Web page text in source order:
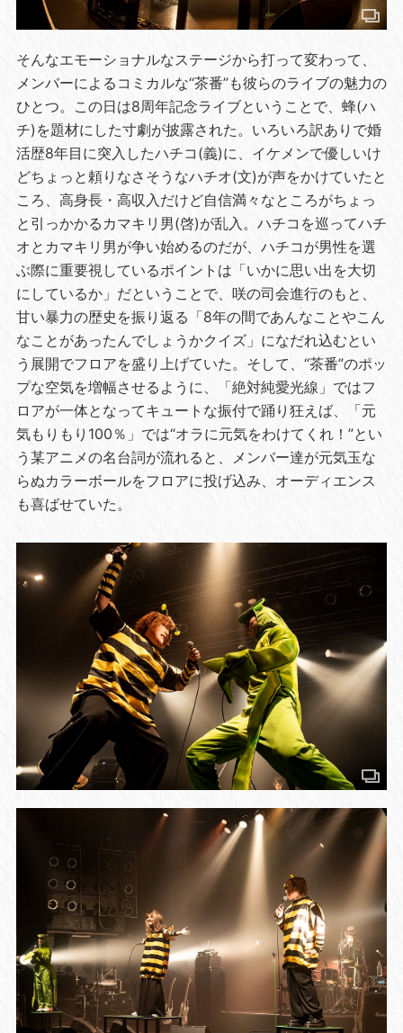
そんなエモーショナルなステージから打って変わって、
メンバーによるコミカルな“茶番”も彼らのライブの魅力の
ひとつ。この日は8周年記念ライブということで、蜂(ハ
チ)を題材にした寸劇が披露された。いろいろ訳ありで婚
活歴8年目に突入したハチコ(義)に、イケメンで優しいけ
どちょっと頼りなさそうなハチオ(文)が声をかけていたと
ころ、高身長・高収入だけど自信満々なところがちょっ
と引っかかるカマキリ男(啓)が乱入。ハチコを巡ってハチ
オとカマキリ男が争い始めるのだが、ハチコが男性を選
ぶ際に重要視しているポイントは「いかに思い出を大切
にしているか」だということで、咲の司会進行のもと、
甘い暴力の歴史を振り返る「8年の間であんなことやこん
なことがあったんでしょうかクイズ」になだれ込むとい
う展開でフロアを盛り上げていた。そして、“茶番”のポッ
プな空気を増幅させるように、「絶対純愛光線」ではフ
ロアが一体となってキュートな振付で踊り狂えば、「元
気もりもり100％」では“オラに元気をわけてくれ！”とい
う某アニメの名台詞が流れると、メンバー達が元気玉な
らぬカラーボールをフロアに投げ込み、オーディエンス
も喜ばせていた。